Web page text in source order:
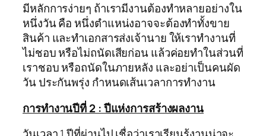
มีหลักการง่ายๆ ถ้าเรามีงานต้องทำหลายอย่างใน
หนึ่งวัน คือ หนึ่งตำแหน่งอาจจะต้องทำทั้งขาย
สินค้า และทำเอกสารส่งเจ้านาย ให้เราทำงานที่
ไม่ชอบ หรือไม่ถนัดเสียก่อน แล้วค่อยทำในส่วนที่
เราชอบ หรือถนัดในภายหลัง และอย่าเป็นคนผัด
วัน ประกันพรุ่ง กำหนดเส้นเวลาการทำงาน
การทำงานปีที่ 2 : ปีแห่งการสร้างผลงาน